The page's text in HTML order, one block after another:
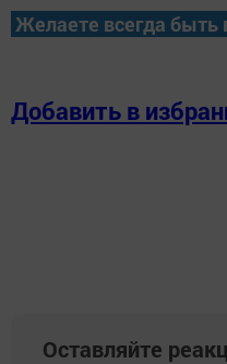
Желаете всегда быть
Добавить в
Оставляйте